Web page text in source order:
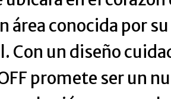
área conocida por
Con un diseño
promete ser un